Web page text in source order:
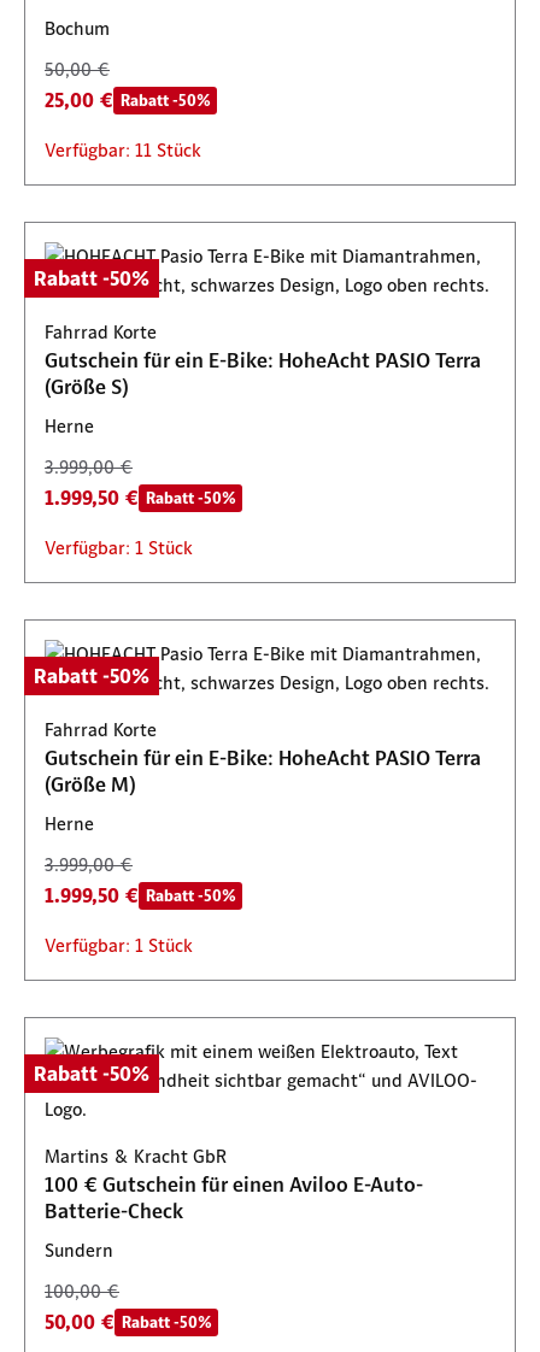
Bochum
50,00 €
25,00 € Rabatt -50%
Verfügbar: 11 Stück
Rabatt -50%
Fahrrad Korte
Gutschein für ein E-Bike: HoheAcht PASIO Terra
(Größe S)
Herne
3.999,00 €
1.999,50 € Rabatt -50%
Verfügbar: 1 Stück
Rabatt -50%
Fahrrad Korte
Gutschein für ein E-Bike: HoheAcht PASIO Terra
(Größe M)
Herne
3.999,00 €
1.999,50 € Rabatt -50%
Verfügbar: 1 Stück
Rabatt -50%
Martins & Kracht GbR
100 € Gutschein für einen Aviloo E-Auto-
Batterie-Check
Sundern
100,00 €
50,00 € Rabatt -50%